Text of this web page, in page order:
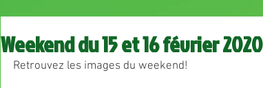
Weekend du 15 et 16 février 2020
Retrouvez les images du weekend!